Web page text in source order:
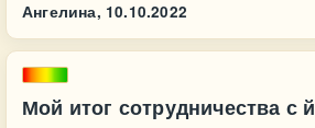
Ангелина, 10.10.2022
Мой итог сотрудничества с